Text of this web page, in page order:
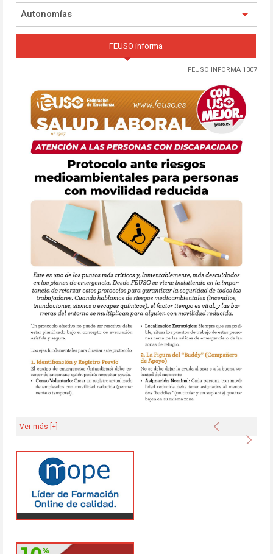
Autonomías
FEUSO informa
FEUSO INFORMA 1307
Anterior
Ver más [+]